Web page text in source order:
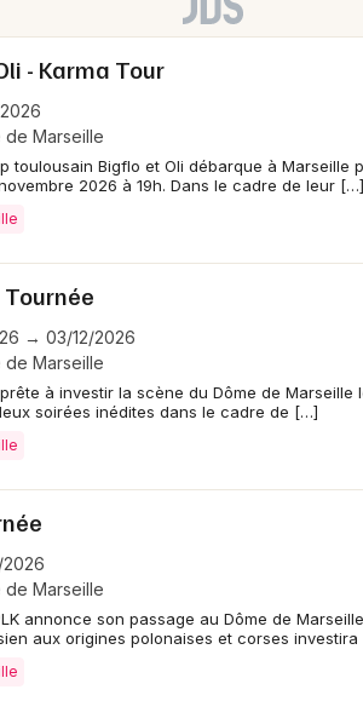
13 -
- Karma Tour
de Marseille
toulousain Bigflo et Oli débarque à Marseille
2026 à 19h. Dans le cadre de leur […]
→ 03/12/2026
de Marseille
à investir la scène du Dôme de
soirées inédites dans le cadre de […]
2026
de Marseille
annonce son passage au Dôme de
aux origines polonaises et corses